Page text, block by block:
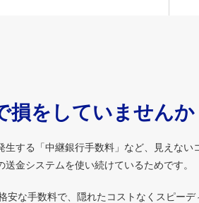
損をしていませんか
する「中継銀行手数料」など、見えない
金システムを使い続けているためです。
な手数料で、隠れたコストなくスピーデ